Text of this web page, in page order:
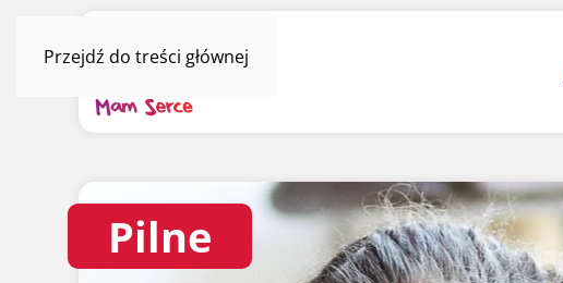
Przejdź do treści głównej
Pilne